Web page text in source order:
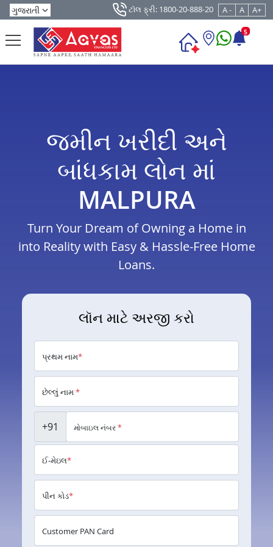
ટૉલ ફ્રી: 1800-20-888-20 A - A A+
5
જમીન ખરીદી અને
બાંધકામ લોન માં
MALPURA
Turn Your Dream of Owning a Home in
into Reality with Easy & Hassle-Free Home
Loans.
લૉન માટે અરજી કરો
પ્રથમ નામ*
છેલ્લું નામ*
+91 મોબાઇલ નંબર*
ઈ-મેઇલ*
પીન કોડ*
Customer PAN Card